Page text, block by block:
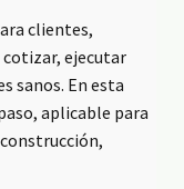
clientes,
ejecutar
sanos. En esta
aplicable para